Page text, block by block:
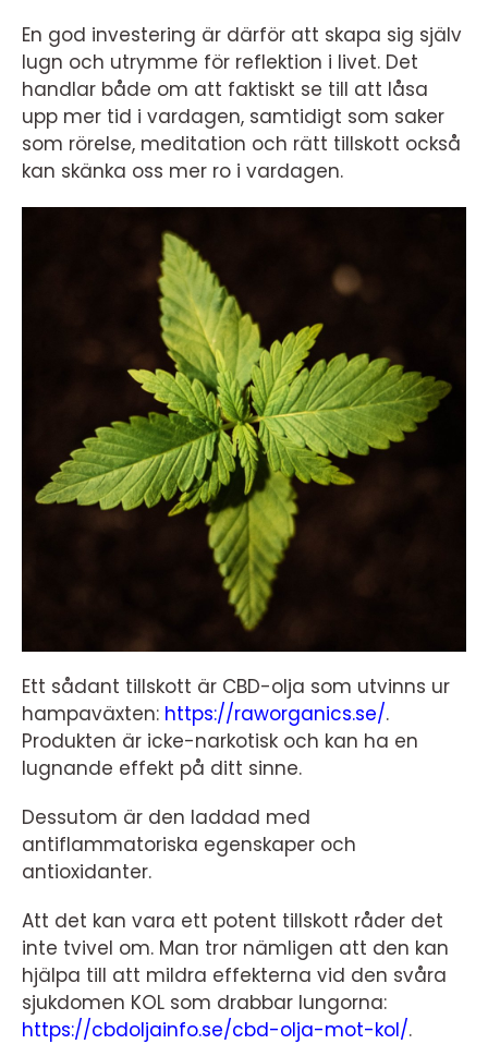
En god investering är därför att skapa sig själv
lugn och utrymme för reflektion i livet. Det
handlar både om att faktiskt se till att låsa
upp mer tid i vardagen, samtidigt som saker
som rörelse, meditation och rätt tillskott också
kan skänka oss mer ro i vardagen.
Ett sådant tillskott är CBD-olja som utvinns ur
hampaväxten: https://raworganics.se/.
Produkten är icke-narkotisk och kan ha en
lugnande effekt på ditt sinne.
Dessutom är den laddad med
antiflammatoriska egenskaper och
antioxidanter.
Att det kan vara ett potent tillskott råder det
inte tvivel om. Man tror nämligen att den kan
hjälpa till att mildra effekterna vid den svåra
sjukdomen KOL som drabbar lungorna:
https://cbdoljainfo.se/cbd-olja-mot-kol/.